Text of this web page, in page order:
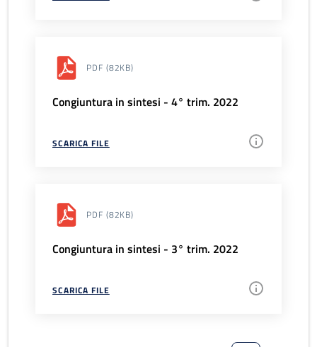
PDF (82KB)
Congiuntura in sintesi - 4° trim. 2022
SCARICA FILE
PDF (82KB)
Congiuntura in sintesi - 3° trim. 2022
SCARICA FILE